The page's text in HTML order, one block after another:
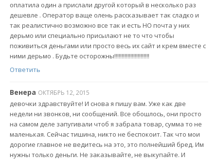
оплатила один а прислали другой который в несколько раз
дешевле . Оператор ваще олень рассказывает так сладко и
так реалистично возможно все так и есть НО почта у них
дерьмо или специально присылают не то что чтобы
поживиться деньгами или просто весь их сайт и крем вместе с
ними дерьмо . Будьте осторожны!!!!!!!!!!!!!!!!!!!!!!!!
Ответить
Венера ОКТЯБРЬ 12, 2015
девочки здравствуйте! И снова я пишу вам. Уже как две
недели ни звонков, ни сообщений. Все обошлось, они просто
на самом деле запугивали чтоб я забрала товар, сумма то не
маленькая. Сейчас тишина, никто не беспокоит. Так что мои
дорогие главное не ведитесь на это, это полнейший бред. Им
нужны только деньги. Не заказывайте, не выкупайте. И